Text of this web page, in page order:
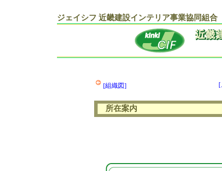
ジェイシフ 近畿建設インテリア事業協同組合
[組織図] [
所在案内